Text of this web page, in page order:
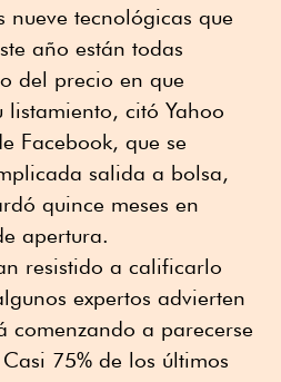
nueve tecnológicas que
año están todas
del precio en que
citó Yahoo
Facebook, que se
salida a bolsa,
quince meses en
apertura.
resistido a calificarlo
expertos advierten
comenzando a parecerse
75% de los últimos